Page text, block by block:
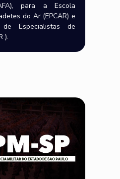
para a Escola
do Ar (EPCAR) e
Especialistas de
).